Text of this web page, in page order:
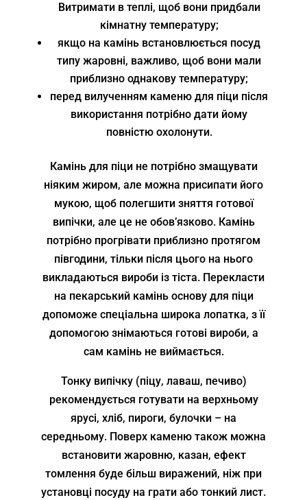
Витримати в теплі, щоб вони придбали
кімнатну температуру;
якщо на камінь встановлюється посуд
типу жаровні, важливо, щоб вони мали
приблизно однакову температуру;
перед вилученням каменю для піци після
використання потрібно дати йому
повністю охолонути.
Камінь для піци не потрібно змащувати
ніяким жиром, але можна присипати його
мукою, щоб полегшити зняття готової
випічки, але це не обов’язково. Камінь
потрібно прогрівати приблизно протягом
півгодини, тільки після цього на нього
викладаються вироби із тіста. Перекласти
на пекарський камінь основу для піци
допоможе спеціальна широка лопатка, з її
допомогою знімаються готові вироби, а
сам камінь не виймається.
Тонку випічку (піцу, лаваш, печиво)
рекомендується готувати на верхньому
ярусі, хліб, пироги, булочки – на
середньому. Поверх каменю також можна
встановити жаровню, казан, ефект
томлення буде більш виражений, ніж при
установці посуду на грати або тонкий лист.